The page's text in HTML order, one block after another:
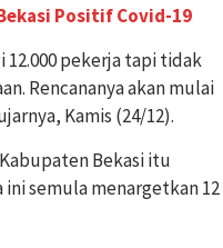
Positif Covid-19
12.000 pekerja tapi tidak
Rencananya akan mulai
Kamis (24/12).
Bekasi itu
ini semula menargetkan 12